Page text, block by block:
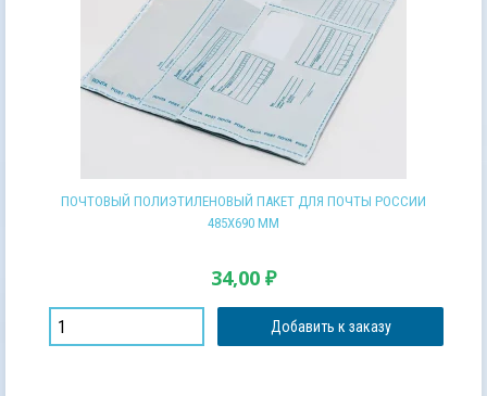
ПОЧТОВЫЙ ПОЛИЭТИЛЕНОВЫЙ ПАКЕТ ДЛЯ ПОЧТЫ РОССИИ
485Х690 ММ
34,00 ₽
Добавить к заказу